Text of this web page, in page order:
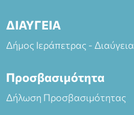
ΔΙΑΥΓΕΙΑ
Δήμος Ιεράπετρας - Διαύγεια
Προσβασιμότητα
Δήλωση Προσβασιμότητας